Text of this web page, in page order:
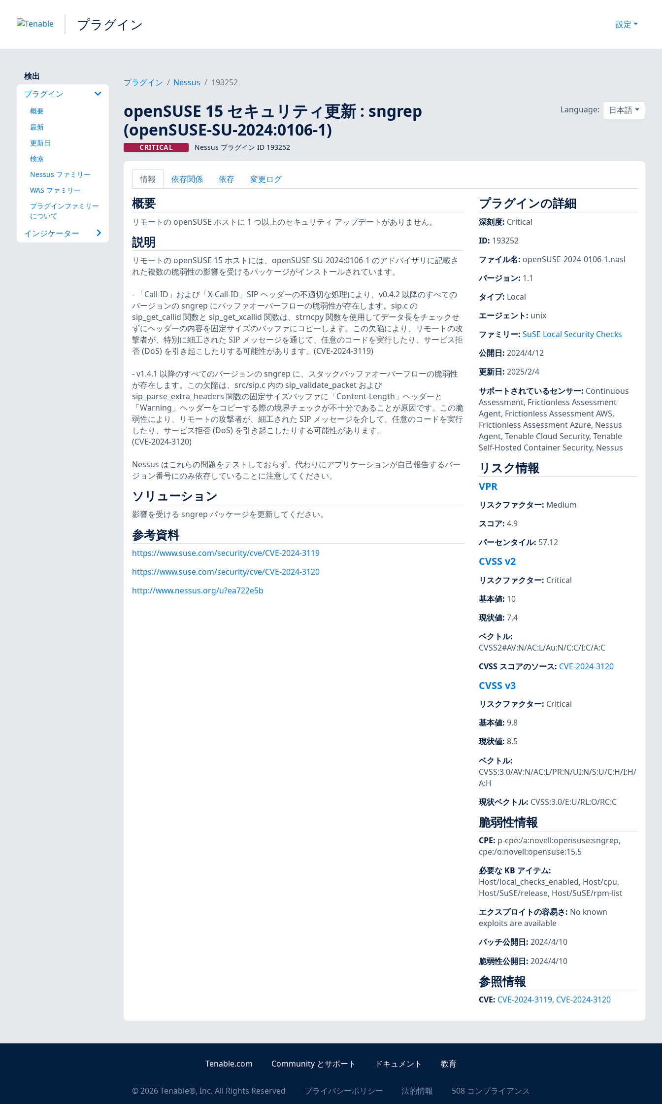
プラグイン 設定
検出
プラグイン
概要
最新
更新日
検索
Nessus ファミリー
WAS ファミリー
プラグインファミリー
について
インジケーター
プラグイン Nessus 193252
openSUSE 15 セキュリティ更新 : sngrep
(openSUSE-SU-2024:0106-1)
CRITICAL Nessus プラグイン ID 193252
Language: 日本語
情報 依存関係 依存 変更ログ
概要
リモートの openSUSE ホストに 1 つ以上のセキュリティ アップデートがありません。
説明
リモートの openSUSE 15 ホストには、openSUSE-SU-2024:0106-1 のアドバイザリに記載さ
れた複数の脆弱性の影響を受けるパッケージがインストールされています。
- 「Call-ID」および「X-Call-ID」SIP ヘッダーの不適切な処理により、v0.4.2 以降のすべての
バージョンの sngrep にバッファオーバーフローの脆弱性が存在します。sip.c の
sip_get_callid 関数と sip_get_xcallid 関数は、strncpy 関数を使用してデータ長をチェックせ
ずにヘッダーの内容を固定サイズのバッファにコピーします。この欠陥により、リモートの攻
撃者が、特別に細工された SIP メッセージを通じて、任意のコードを実行したり、サービス拒
否 (DoS) を引き起こしたりする可能性があります。(CVE-2024-3119)
- v1.4.1 以降のすべてのバージョンの sngrep に、スタックバッファオーバーフローの脆弱性
が存在します。この欠陥は、src/sip.c 内の sip_validate_packet および
sip_parse_extra_headers 関数の固定サイズバッファに「Content-Length」ヘッダーと
「Warning」ヘッダーをコピーする際の境界チェックが不十分であることが原因です。この脆
弱性により、リモートの攻撃者が、細工された SIP メッセージを介して、任意のコードを実行
したり、サービス拒否 (DoS) を引き起こしたりする可能性があります。
(CVE-2024-3120)
Nessus はこれらの問題をテストしておらず、代わりにアプリケーションが自己報告するバー
ジョン番号にのみ依存していることに注意してください。
ソリューション
影響を受ける sngrep パッケージを更新してください。
参考資料
https://www.suse.com/security/cve/CVE-2024-3119
https://www.suse.com/security/cve/CVE-2024-3120
http://www.nessus.org/u?ea722e5b
プラグインの詳細
深刻度: Critical
ID: 193252
ファイル名: openSUSE-2024-0106-1.nasl
バージョン: 1.1
タイプ: Local
エージェント: unix
ファミリー: SuSE Local Security Checks
公開日: 2024/4/12
更新日: 2025/2/4
サポートされているセンサー: Continuous
Assessment, Frictionless Assessment
Agent, Frictionless Assessment AWS,
Frictionless Assessment Azure, Nessus
Agent, Tenable Cloud Security, Tenable
Self-Hosted Container Security, Nessus
リスク情報
VPR
リスクファクター: Medium
スコア: 4.9
パーセンタイル: 57.12
CVSS v2
リスクファクター: Critical
基本値: 10
現状値: 7.4
ベクトル:
CVSS2#AV:N/AC:L/Au:N/C:C/I:C/A:C
CVSS スコアのソース: CVE-2024-3120
CVSS v3
リスクファクター: Critical
基本値: 9.8
現状値: 8.5
ベクトル:
CVSS:3.0/AV:N/AC:L/PR:N/UI:N/S:U/C:H/I:H/
A:H
現状ベクトル: CVSS:3.0/E:U/RL:O/RC:C
脆弱性情報
CPE: p-cpe:/a:novell:opensuse:sngrep,
cpe:/o:novell:opensuse:15.5
必要な KB アイテム:
Host/local_checks_enabled, Host/cpu,
Host/SuSE/release, Host/SuSE/rpm-list
エクスプロイトの容易さ: No known
exploits are available
パッチ公開日: 2024/4/10
脆弱性公開日: 2024/4/10
参照情報
CVE: CVE-2024-3119, CVE-2024-3120
Tenable.com Community とサポート ドキュメント 教育
©2026Tenable®, Inc. All Rights Reserved プライバシーポリシー 法的情報 508 コンプライアンス